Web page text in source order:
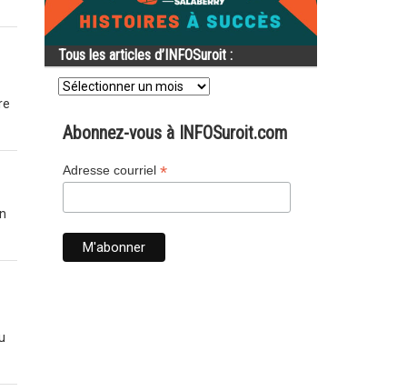
Tous les articles d’INFOSuroit :
Tous
les
d’INFOSuroit
Abonnez-vous à INFOSuroit.com
Adresse courriel *